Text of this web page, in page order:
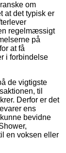
om
at det typisk er
regelmæssigt
på
at få
i forbindelse
de vigtigste
til
Derfor er det
ens
bevidne
en voksen eller